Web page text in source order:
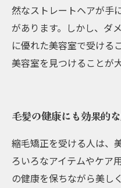
然なストレートヘアが手
があります。しかし、ダ
に優れた美容室で受ける
美容室を見つけることが
毛髪の健康にも効果的
縮毛矯正を受ける人は、
ろいろなアイテムやケア
の健康を保ちながら美し